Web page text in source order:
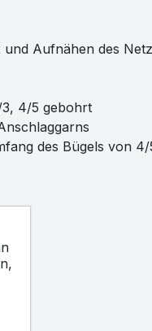
Aufnähen des
3, 4/5 gebohrt
des Bügels von